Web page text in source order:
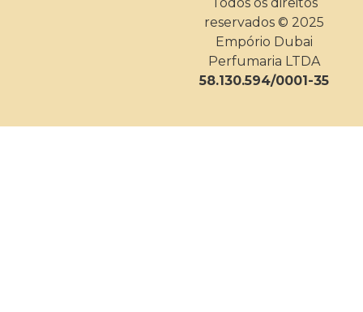
reservados © 2025
Empório Dubai
Perfumaria LTDA
58.130.594/0001-35